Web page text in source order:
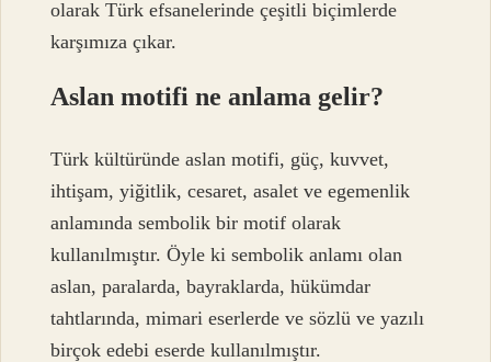
olarak Türk efsanelerinde çeşitli biçimlerde
karşımıza çıkar.
Aslan motifi ne anlama gelir?
Türk kültüründe aslan motifi, güç, kuvvet,
ihtişam, yiğitlik, cesaret, asalet ve egemenlik
anlamında sembolik bir motif olarak
kullanılmıştır. Öyle ki sembolik anlamı olan
aslan, paralarda, bayraklarda, hükümdar
tahtlarında, mimari eserlerde ve sözlü ve yazılı
birçok edebi eserde kullanılmıştır.